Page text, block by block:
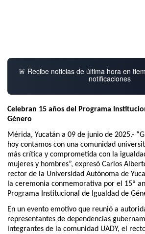
🚨 Recibe noticias de última hora en
notificaciones
Celebran 15 años del Programa
Género
Mérida, Yucatán a 09 de junio de 2025.-
hoy contamos con una comunidad
más crítica y comprometida con la
mujeres y hombres”, expresó Carlos
rector de la Universidad Autónoma de
la ceremonia conmemorativa por el 15º
Programa Institucional de Igualdad de
En un evento emotivo que reunió a
representantes de dependencias
integrantes de la comunidad UADY, el